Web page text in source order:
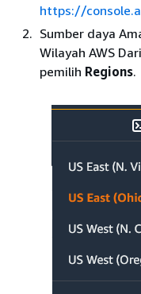
https://
Sumber daya
Wilayah AWS
pemilih Regions.